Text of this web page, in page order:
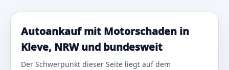
Autoankauf mit Motorschaden in
Kleve, NRW und bundesweit
Der Schwerpunkt dieser Seite liegt auf dem